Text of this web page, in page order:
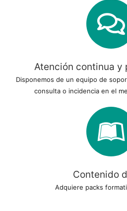
Atención continua y
Disponemos de un equipo de
consulta o incidencia en el
Contenido
Adquiere packs